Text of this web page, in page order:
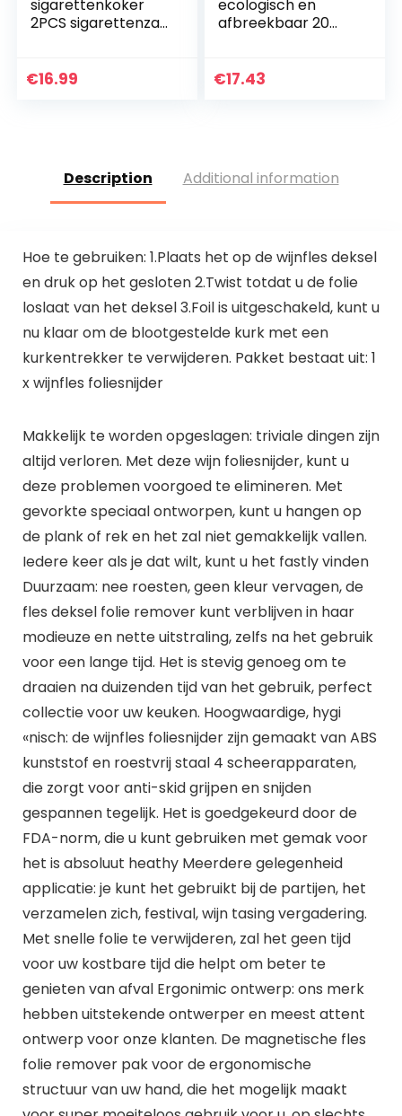
sigarettenkoker
2PCS sigarettenzak
sigarettenkoker
€16.99
ecologisch en
afbreekbaar 20
Hart Puppy hond
€17.43
Description Additional information
Hoe te gebruiken: 1.Plaats het op de wijnfles deksel
en druk op het gesloten 2.Twist totdat u de folie
loslaat van het deksel 3.Foil is uitgeschakeld, kunt u
nu klaar om de blootgestelde kurk met een
kurkentrekker te verwijderen. Pakket bestaat uit: 1
x wijnfles foliesnijder
Makkelijk te worden opgeslagen: triviale dingen zijn
altijd verloren. Met deze wijn foliesnijder, kunt u
deze problemen voorgoed te elimineren. Met
gevorkte speciaal ontworpen, kunt u hangen op
de plank of rek en het zal niet gemakkelijk vallen.
Iedere keer als je dat wilt, kunt u het fastly vinden
Duurzaam: nee roesten, geen kleur vervagen, de
fles deksel folie remover kunt verblijven in haar
modieuze en nette uitstraling, zelfs na het gebruik
voor een lange tijd. Het is stevig genoeg om te
draaien na duizenden tijd van het gebruik, perfect
collectie voor uw keuken. Hoogwaardige, hygi
«nisch: de wijnfles foliesnijder zijn gemaakt van ABS
kunststof en roestvrij staal 4 scheerapparaten,
die zorgt voor anti-skid grijpen en snijden
gespannen tegelijk. Het is goedgekeurd door de
FDA-norm, die u kunt gebruiken met gemak voor
het is absoluut heathy Meerdere gelegenheid
applicatie: je kunt het gebruikt bij de partijen, het
verzamelen zich, festival, wijn tasing vergadering.
Met snelle folie te verwijderen, zal het geen tijd
voor uw kostbare tijd die helpt om beter te
genieten van afval Ergonimic ontwerp: ons merk
hebben uitstekende ontwerper en meest attent
ontwerp voor onze klanten. De magnetische fles
folie remover pak voor de ergonomische
structuur van uw hand, die het mogelijk maakt